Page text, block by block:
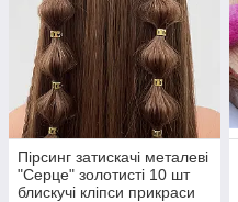
Пірсинг затискачі металеві
"Серце" золотисті 10 шт
блискучі кліпси прикраси